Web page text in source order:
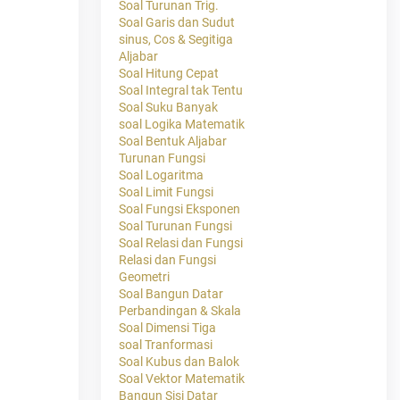
Soal Turunan Trig.
Soal Garis dan Sudut
sinus, Cos & Segitiga
Aljabar
Soal Hitung Cepat
Soal Integral tak Tentu
Soal Suku Banyak
soal Logika Matematik
Soal Bentuk Aljabar
Turunan Fungsi
Soal Logaritma
Soal Limit Fungsi
Soal Fungsi Eksponen
Soal Turunan Fungsi
Soal Relasi dan Fungsi
Relasi dan Fungsi
Geometri
Soal Bangun Datar
Perbandingan & Skala
Soal Dimensi Tiga
soal Tranformasi
Soal Kubus dan Balok
Soal Vektor Matematik
Bangun Sisi Datar